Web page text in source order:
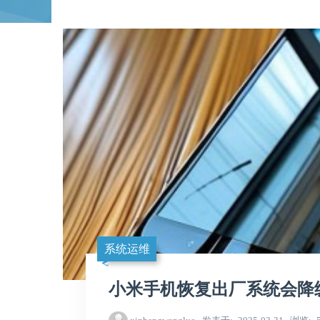
系统运维
小米手机恢复出厂系统会降